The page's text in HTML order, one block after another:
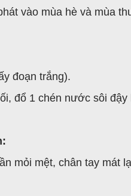
vào mùa hè và mùa
đoạn trắng).
đổ 1 chén nước sôi
mỏi mệt, chân tay mát